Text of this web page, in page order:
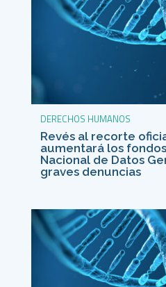
DERECHOS HUMANOS
Revés al recorte
aumentará los
Nacional de Datos
graves denuncias